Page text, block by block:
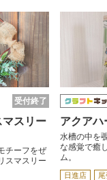
受付終了
マスリー
チーフをぜ
スマスリー
アクアハ
水槽の中を
な感覚で癒
ム。
日進店